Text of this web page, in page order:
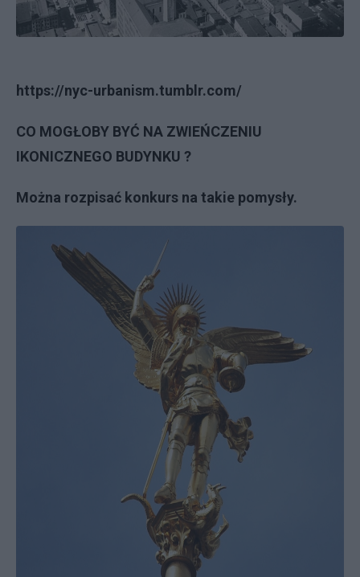
https://nyc-urbanism.tumblr.com/
CO MOGŁOBY BYĆ NA ZWIEŃCZENIU
IKONICZNEGO BUDYNKU ?
Można rozpisać konkurs na takie pomysły.